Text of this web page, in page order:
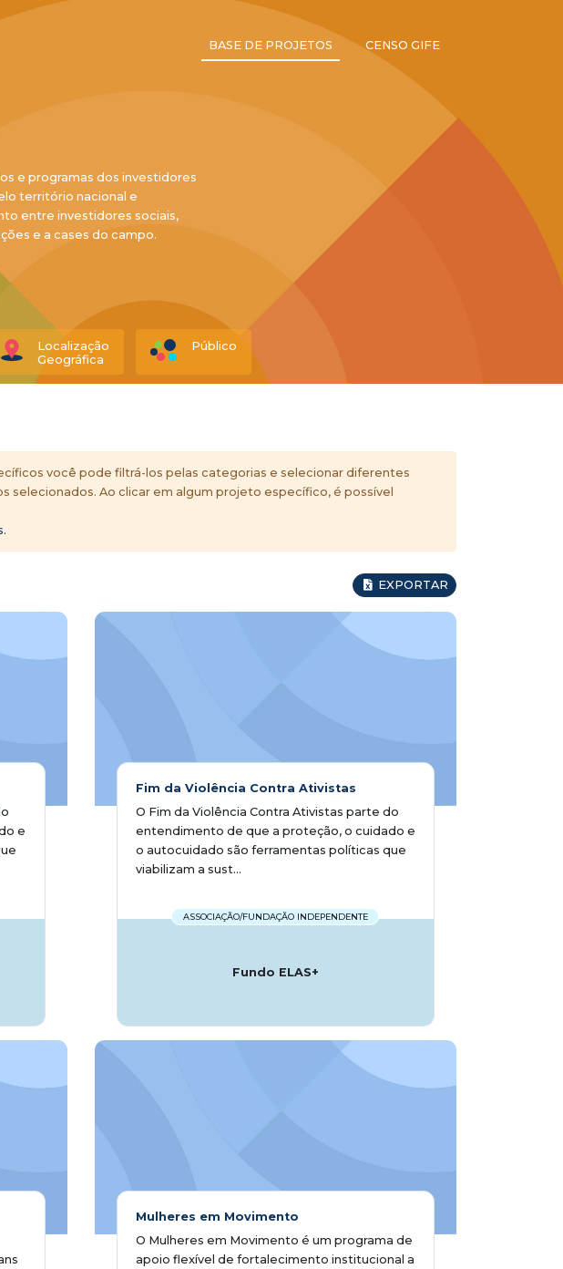
BASE DE PROJETOS CENSO GIFE
e programas dos investidores
território nacional e
entre investidores sociais,
e a cases do campo.
Localização
Geográfica
Público
você pode filtrá-los pelas categorias e selecionar diferentes
selecionados. Ao clicar em algum projeto específico, é possível
EXPORTAR
e
Fim da Violência Contra Ativistas
O Fim da Violência Contra Ativistas parte do
entendimento de que a proteção, o cuidado e
o autocuidado são ferramentas políticas que
viabilizam a sust...
ASSOCIAÇÃO/FUNDAÇÃO INDEPENDENTE
Fundo ELAS+
Mulheres em Movimento
O Mulheres em Movimento é um programa de
apoio flexível de fortalecimento institucional a